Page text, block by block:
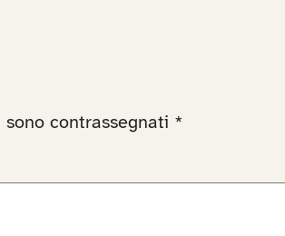
contrassegnati *